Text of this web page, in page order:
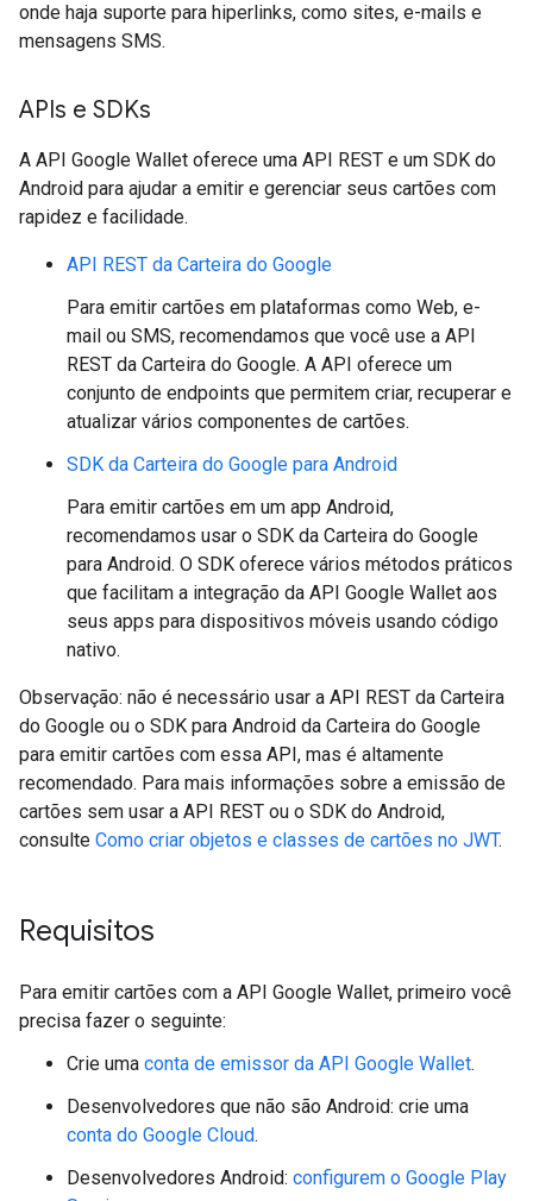
onde haja suporte para hiperlinks, como sites, e-mails e
mensagens SMS.
APIs e SDKs
A API Google Wallet oferece uma API REST e um SDK do
Android para ajudar a emitir e gerenciar seus cartões com
rapidez e facilidade.
API REST da Carteira do Google
Para emitir cartões em plataformas como Web, e-
mail ou SMS, recomendamos que você use a API
REST da Carteira do Google. A API oferece um
conjunto de endpoints que permitem criar, recuperar e
atualizar vários componentes de cartões.
SDK da Carteira do Google para Android
Para emitir cartões em um app Android,
recomendamos usar o SDK da Carteira do Google
para Android. O SDK oferece vários métodos práticos
que facilitam a integração da API Google Wallet aos
seus apps para dispositivos móveis usando código
nativo.
Observação: não é necessário usar a API REST da Carteira
do Google ou o SDK para Android da Carteira do Google
para emitir cartões com essa API, mas é altamente
recomendado. Para mais informações sobre a emissão de
cartões sem usar a API REST ou o SDK do Android,
consulte Como criar objetos e classes de cartões no JWT.
Requisitos
Para emitir cartões com a API Google Wallet, primeiro você
precisa fazer o seguinte:
Crie uma conta de emissor da API Google Wallet.
Desenvolvedores que não são Android: crie uma
conta do Google Cloud.
Desenvolvedores Android: configurem o Google Play